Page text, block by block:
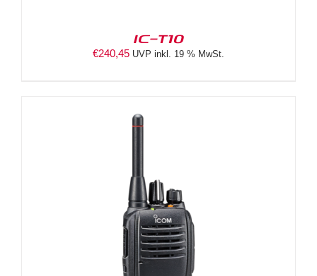
IC-T10
€240,45 UVP inkl. 19 % MwSt.